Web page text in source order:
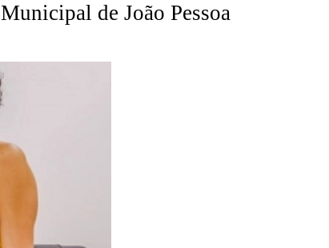
de João Pessoa